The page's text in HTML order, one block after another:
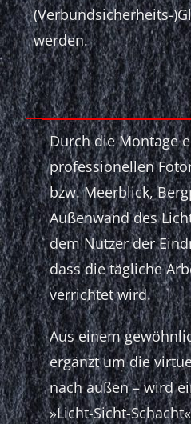
(Verbundsicherheits-
werden.
Durch die Montage
professionellen
bzw. Meerblick,
Außenwand des
dem Nutzer der
dass die tägliche
verrichtet wird.
Aus einem
ergänzt um die
nach außen – wird
»Licht-Sicht-